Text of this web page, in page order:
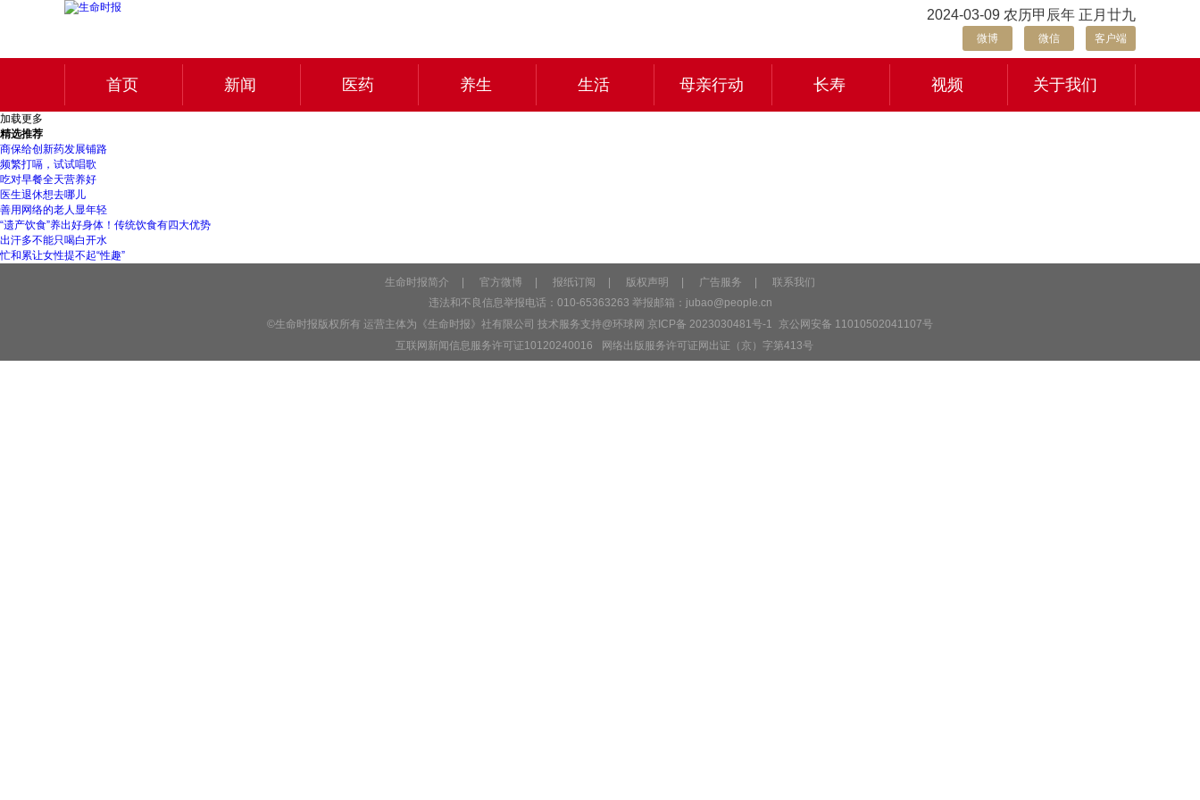
2024-03-09 农历甲辰年 正月廿九
微博 微信 客户端
首页 新闻 医药 养生 生活 母亲行动 长寿 视频 关于我们
加载更多
精选推荐
商保给创新药发展铺路
频繁打嗝，试试唱歌
吃对早餐全天营养好
医生退休想去哪儿
善用网络的老人显年轻
“遗产饮食”养出好身体！传统饮食有四大优势
出汗多不能只喝白开水
忙和累让女性提不起“性趣”
生命时报简介 官方微博 报纸订阅 版权声明 广告服务
联系我们
违法和不良信息举报电话：010-65363263 举报邮箱： jubao@people.cn
©生命时报版权所有 运营主体为《生命时报》社有限公司 技术服务支持@环球网 京ICP备 2023030481号-1
京公网安备 11010502041107号
互联网新闻信息服务许可证10120240016
网络出版服务许可证网出证（京）字第413号